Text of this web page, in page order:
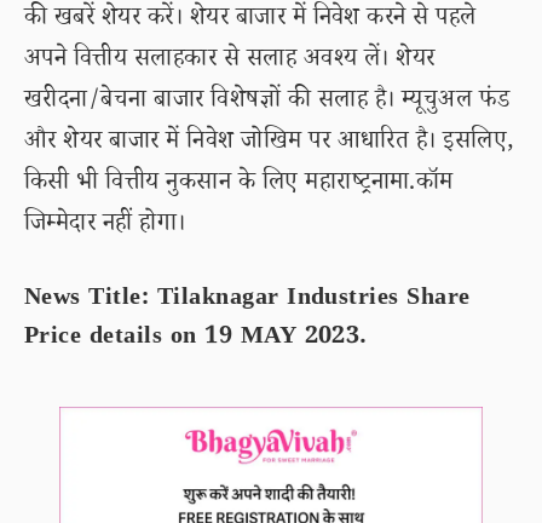
की खबरें शेयर करें। शेयर बाजार में निवेश करने से पहले
अपने वित्तीय सलाहकार से सलाह अवश्य लें। शेयर
खरीदना/बेचना बाजार विशेषज्ञों की सलाह है। म्यूचुअल फंड
और शेयर बाजार में निवेश जोखिम पर आधारित है। इसलिए,
किसी भी वित्तीय नुकसान के लिए महाराष्ट्रनामा.कॉम
जिम्मेदार नहीं होगा।
News Title: Tilaknagar Industries Share
Price details on 19 MAY 2023.